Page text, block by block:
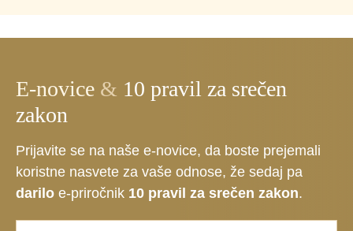
E-novice & 10 pravil za srečen
zakon
Prijavite se na naše e-novice, da boste prejemali
koristne nasvete za vaše odnose, že sedaj pa
darilo e-priročnik 10 pravil za srečen zakon.